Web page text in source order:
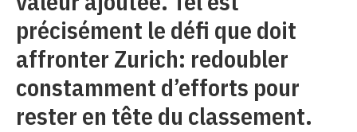
précisément le défi que doit
affronter Zurich: redoubler
constamment d’efforts pour
rester en tête du classement.